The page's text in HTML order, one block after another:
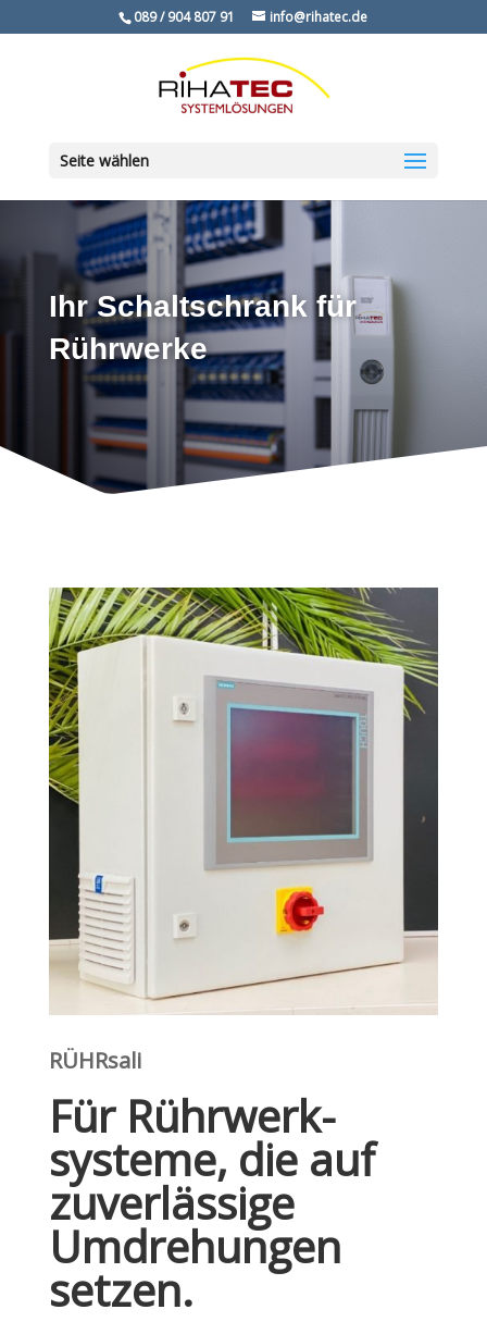
089 / 904 807 91 info@rihatec.de
Seite wählen
Ihr Schaltschrank für
Rührwerke
RÜHRsali
Für Rührwerk-
systeme, die auf
zuverlässige
Umdrehungen
setzen.